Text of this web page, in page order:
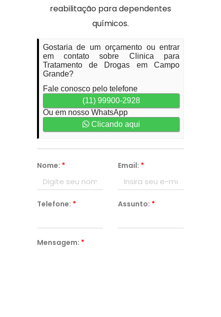
reabilitação para dependentes
químicos.
Gostaria de um orçamento ou entrar
em contato sobre Clinica para
Tratamento de Drogas em Campo
Grande?
Fale conosco pelo telefone
(11) 99900-2928
Ou em nosso WhatsApp
Clicando aqui
Nome: * Email: *
Telefone: * Assunto: *
Mensagem: *